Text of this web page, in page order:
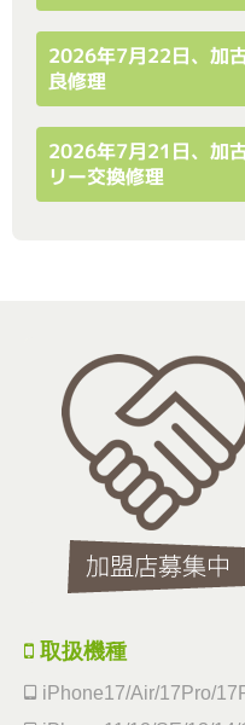
2026年7月22日、加
良修理
2026年7月21日、加
リー交換修理
取扱機種
iPhone17/Air/17Pro/